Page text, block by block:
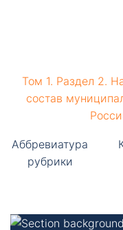
Том 1. Раздел 2.
состав
Аббревиатура
рубрики